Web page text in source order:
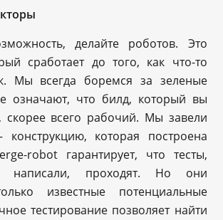
делайте роботов. Это
сработает до того, как что-то
Мы всегда боремся за зеленые
означают, что билд, который вы
скорее всего рабочий. Мы завели
которая построена
robot гарантирует, что тесты,
написали, проходят. Но они
известные потенциальные
тестирование позволяет найти